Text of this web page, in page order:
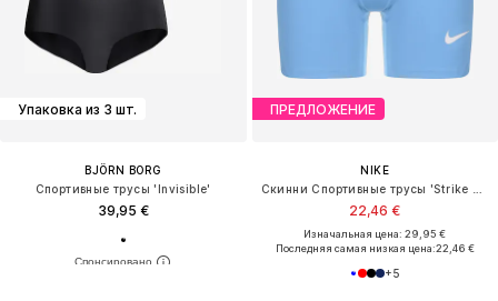
Упаковка из 3 шт.
BJÖRN BORG
Спортивные трусы 'Invisible'
39,95 €
ПРЕДЛОЖЕНИЕ
NIKE
22,46 €
Изначальная цена: 29,95 €
Последняя самая низкая цена:22,46 €
+5